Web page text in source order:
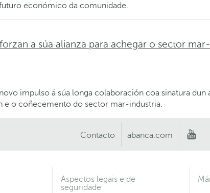
económico da comunidade.
a súa alianza para achegar o sector mar-
impulso á súa longa colaboración coa sinatura dun
e o coñecemento do sector mar-industria.
Contacto abanca.com
Aspectos legais e de
seguridade